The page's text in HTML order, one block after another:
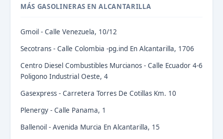
MÁS GASOLINERAS EN ALCANTARILLA
Gmoil - Calle Venezuela, 10/12
Secotrans - Calle Colombia -pg.ind En Alcantarilla, 1706
Centro Diesel Combustibles Murcianos - Calle Ecuador 4-6
Poligono Industrial Oeste, 4
Gasexpress - Carretera Torres De Cotillas Km. 10
Plenergy - Calle Panama, 1
Ballenoil - Avenida Murcia En Alcantarilla, 15